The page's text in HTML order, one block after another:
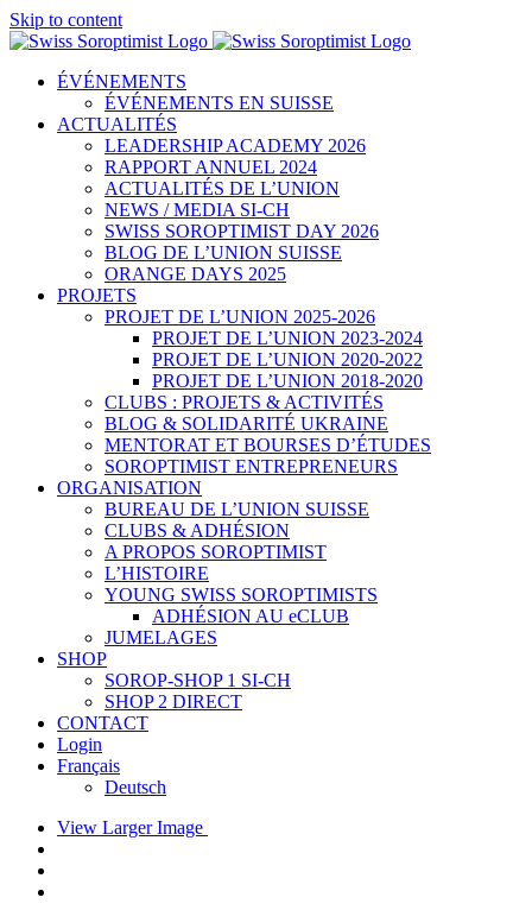
Skip to content
ÉVÉNEMENTS
ÉVÉNEMENTS EN SUISSE
ACTUALITÉS
LEADERSHIP ACADEMY 2026
RAPPORT ANNUEL 2024
ACTUALITÉS DE L’UNION
NEWS / MEDIA SI-CH
SWISS SOROPTIMIST DAY 2026
BLOG DE L’UNION SUISSE
ORANGE DAYS 2025
PROJETS
PROJET DE L’UNION 2025-2026
PROJET DE L’UNION 2023-2024
PROJET DE L’UNION 2020-2022
PROJET DE L’UNION 2018-2020
CLUBS : PROJETS & ACTIVITÉS
BLOG & SOLIDARITÉ UKRAINE
MENTORAT ET BOURSES D’ÉTUDES
SOROPTIMIST ENTREPRENEURS
ORGANISATION
BUREAU DE L’UNION SUISSE
CLUBS & ADHÉSION
A PROPOS SOROPTIMIST
L’HISTOIRE
YOUNG SWISS SOROPTIMISTS
ADHÉSION AU eCLUB
JUMELAGES
SHOP
SOROP-SHOP 1 SI-CH
SHOP 2 DIRECT
CONTACT
Login
Français
Deutsch
View Larger Image